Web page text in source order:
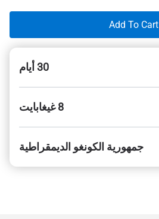
Add To Cart
30 أيام
8 غيغابايت
جمهورية الكونغو الديمقراطية